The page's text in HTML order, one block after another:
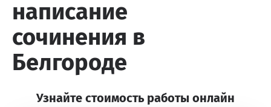
написание
сочинения в
Белгороде
Узнайте стоимость работы онлайн